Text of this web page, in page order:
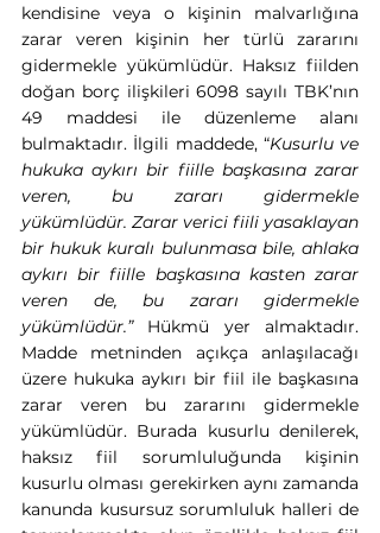
kendisine veya o kişinin malvarlığına
zarar veren kişinin her türlü zararını
gidermekle yükümlüdür. Haksız fiilden
doğan borç ilişkileri 6098 sayılı TBK’nın
49 maddesi ile düzenleme alanı
bulmaktadır. İlgili maddede, “Kusurlu ve
hukuka aykırı bir fiille başkasına zarar
veren, bu zararı gidermekle
yükümlüdür. Zarar verici fiili yasaklayan
bir hukuk kuralı bulunmasa bile, ahlaka
aykırı bir fiille başkasına kasten zarar
veren de, bu zararı gidermekle
yükümlüdür.” Hükmü yer almaktadır.
Madde metninden açıkça anlaşılacağı
üzere hukuka aykırı bir fiil ile başkasına
zarar veren bu zararını gidermekle
yükümlüdür. Burada kusurlu denilerek,
haksız fiil sorumluluğunda kişinin
kusurlu olması gerekirken aynı zamanda
kanunda kusursuz sorumluluk halleri de